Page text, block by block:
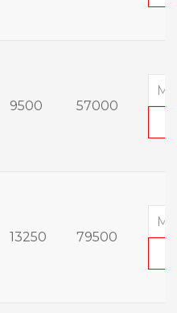
9500 57000
13250 79500